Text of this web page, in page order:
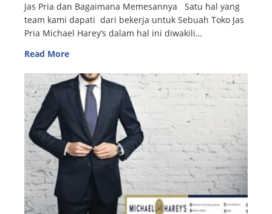
Jas Pria dan Bagaimana Memesannya Satu hal yang
team kami dapati dari bekerja untuk Sebuah Toko Jas
Pria Michael Harey’s dalam hal ini diwakili…
Read More